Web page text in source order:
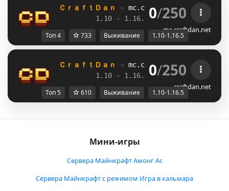
ＣｒａｆｔＤａｎ » mc.craftdan.net //
1.10 - 1.16.5 //
0/250
mc.craftdan.net
Топ 4 733 Выживание 1.10-1.16.5
ＣｒａｆｔＤａｎ » mc.craftdan.net //
1.10 - 1.16.5 //
0/250
craftdan.net
Топ 5 610 Выживание 1.10-1.16.5
Мини-игры
Сервера Майнкрафт Амонг Ас
Сервера Майнкрафт с режимом Игра в кальмара